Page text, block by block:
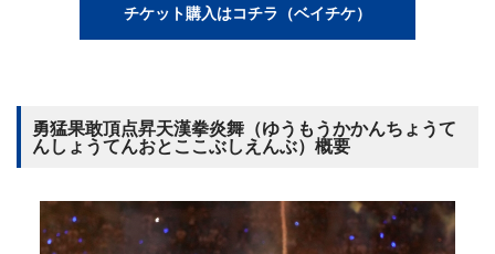
チケット購入はコチラ（ベイチケ）
勇猛果敢頂点昇天漢拳炎舞（ゆうもうかかんちょうて
んしょうてんおとここぶしえんぶ）概要